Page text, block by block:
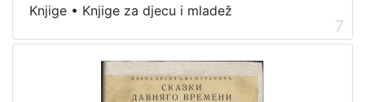
Knjige • Knjige za djecu i mladež
7